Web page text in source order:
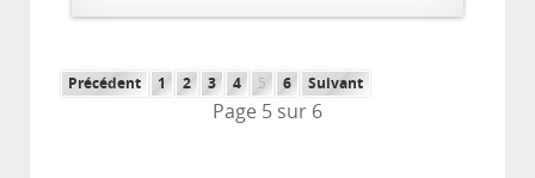
Précédent 1 2 3 4 5 6 Suivant
Page 5 sur 6